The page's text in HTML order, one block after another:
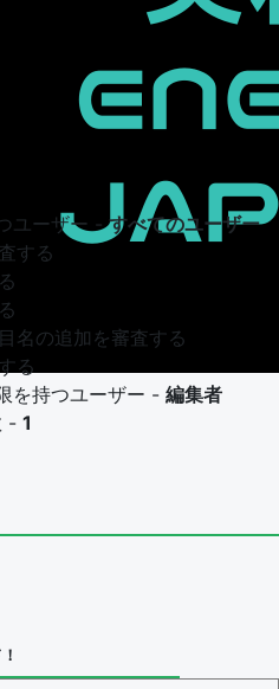
ユーザー -すべてのユーザー
する
名の追加を審査する
る
を持つユーザー - 編集者
- 1
ユーザー -
を持つユーザー -